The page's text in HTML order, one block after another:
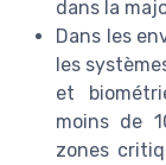
dans la
Dans les
les
et
moins de
zones